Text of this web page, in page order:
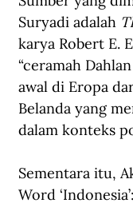
Suryadi adalah
karya Robert E.
“ceramah
awal di Eropa
Belanda yang
dalam konteks
Sementara itu,
Word